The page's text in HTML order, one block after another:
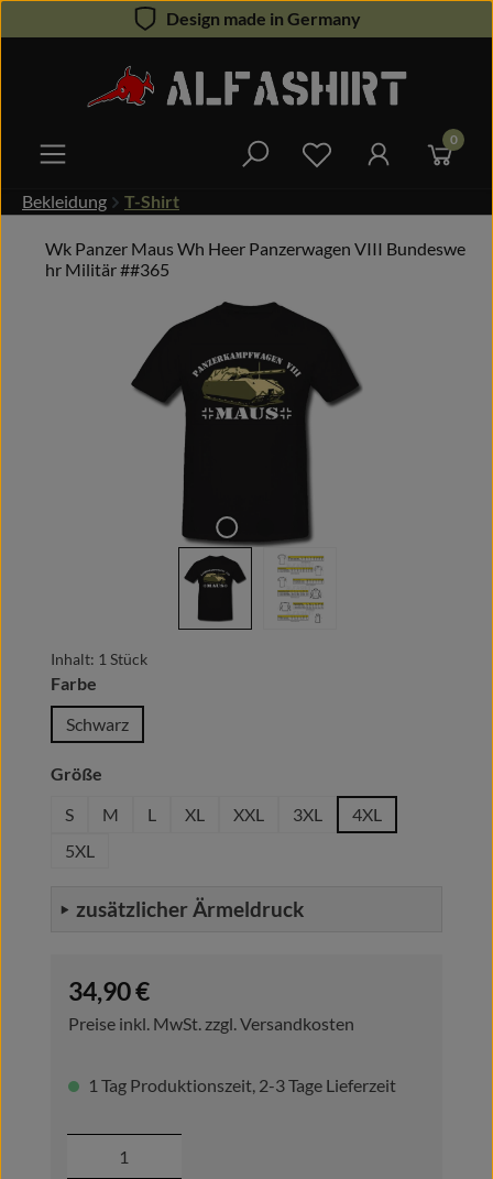
Zum Hauptinhalt springenDesign made in Germany
Du hast 0 0
Bekleidung T-Shirt
Wk Panzer Maus Wh Heer Panzerwagen VIII Bundeswe
hr Militär ##365
Bildergalerie überspringen
Inhalt: 1 Stück
Farbe
Schwarz
Größe
S
M L XL XXL 3XL
4XL
5XL
zusätzlicher Ärmeldruck
Regulärer Preis:
34,90 €
Preise inkl. MwSt. zzgl. Versandkosten
1 Tag Produktionszeit, 2-3 Tage Lieferzeit
Produkt Anzahl: Gib den gewünschten